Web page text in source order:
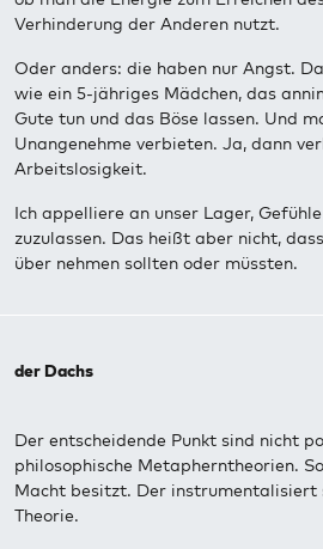
Verhinderung der Anderen nutzt.
Oder anders: die haben nur Angst.
wie ein 5-jähriges Mädchen, das
Gute tun und das Böse lassen. Und
Unangenehme verbieten. Ja, dann
Arbeitslosigkeit.
Ich appelliere an unser Lager,
zuzulassen. Das heißt aber nicht,
über nehmen sollten oder müssten.
der Dachs
Der entscheidende Punkt sind nicht
philosophische Metapherntheorien.
Macht besitzt. Der instrumentalisiert
Theorie.